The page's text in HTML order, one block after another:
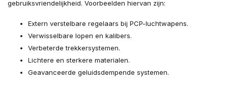
gebruiksvriendelijkheid. Voorbeelden hiervan zijn:
Extern verstelbare regelaars bij PCP-luchtwapens.
Verwisselbare lopen en kalibers.
Verbeterde trekkersystemen.
Lichtere en sterkere materialen.
Geavanceerde geluidsdempende systemen.